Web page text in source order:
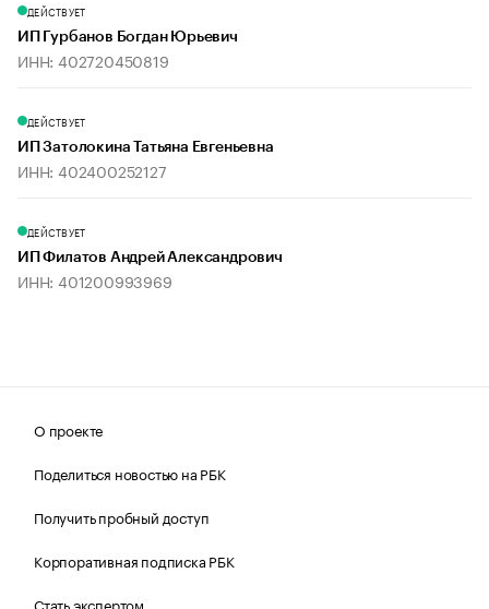
ДЕЙСТВУЕТ
ИП Гурбанов Богдан Юрьевич
ИНН: 402720450819
ДЕЙСТВУЕТ
ИП Затолокина Татьяна Евгеньевна
ИНН: 402400252127
ДЕЙСТВУЕТ
ИП Филатов Андрей Александрович
ИНН: 401200993969
О проекте
Поделиться новостью на РБК
Получить пробный доступ
Корпоративная подписка РБК
Стать экспертом